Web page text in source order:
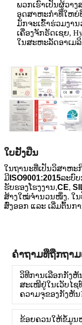
ພວກເຮົາເປັນຜູ້ວາ
ອຸດສາຫະກຳທີ່ໃຫຍ່ທີ່
ມັກຈະເຂົ້າຮ່ວມງາ
ເຄື່ອງຈັກຣັດເຊຍ,
ໃນສະຫະລັດອາເມ
ໃບຢັ້ງຢືນ
ໃນຖານະທີ່ເປັນວິສາຫະ
ມີ ISO9001:2015ລະບົ
ຮັບຮອງໂຮງງານ,CE,
ສ້າງໃໝ່ຈຳນວນໜຶ່ງ. ໃນ
ສົ່ງອອກ ແລະ ເລີ່ມຕົ້ນກ
ຄຳຖາມທີ່ຖືກຖາ
ວິທີການເລືອກກັງ
ສະເໜີຢູ່ໃນເວັບໄຊ
ຄວາມຈຸຂອງກັງຫັນ
ຂ້ອຍຄວນໃຫ້ຂໍ້ມູນ